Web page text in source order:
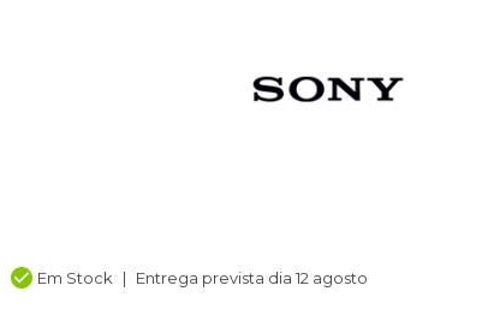
Em Stock Entrega prevista dia 12 agosto